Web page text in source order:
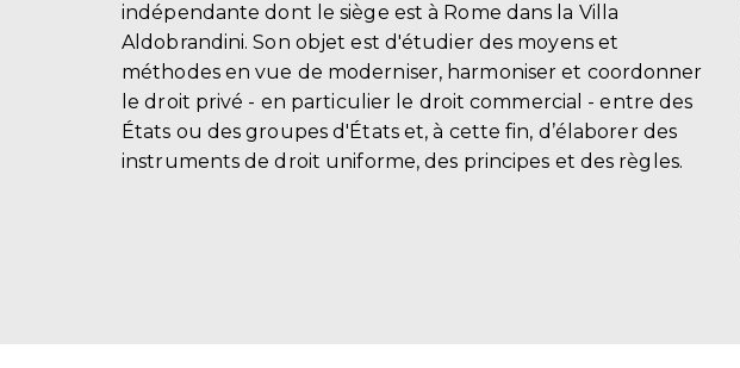
indépendante dont le siège est à Rome dans la Villa
Aldobrandini. Son objet est d'étudier des moyens et
méthodes en vue de moderniser, harmoniser et coordonner
le droit privé - en particulier le droit commercial - entre des
États ou des groupes d'États et, à cette fin, d’élaborer des
instruments de droit uniforme, des principes et des règles.